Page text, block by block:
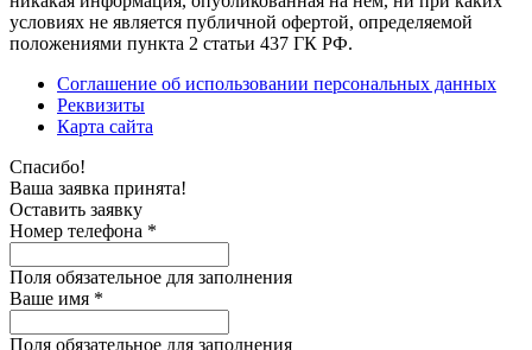
условиях не является публичной офертой, определяемой
положениями пункта 2 статьи 437 ГК РФ.
Соглашение об использовании персональных данных
Реквизиты
Карта сайта
Спасибо!
Ваша заявка принята!
Оставить заявку
Номер телефона *
Поля обязательное для заполнения
Ваше имя *
Поля обязательное для заполнения